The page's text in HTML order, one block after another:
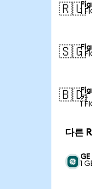
🇷🇺
1
🇸🇬
1
🇧🇩
카
1
다른
1